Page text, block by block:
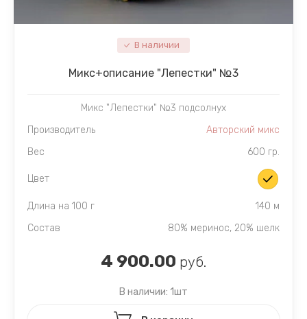
В наличии
Микc+описание "Лепестки" №3
Микс "Лепестки" №3 подсолнух
Производитель
Авторский микс
Вес
600 гр.
Цвет
Длина на 100 г
140 м
Состав
80% меринос, 20% шелк
4 900.00 руб.
В наличии: 1шт